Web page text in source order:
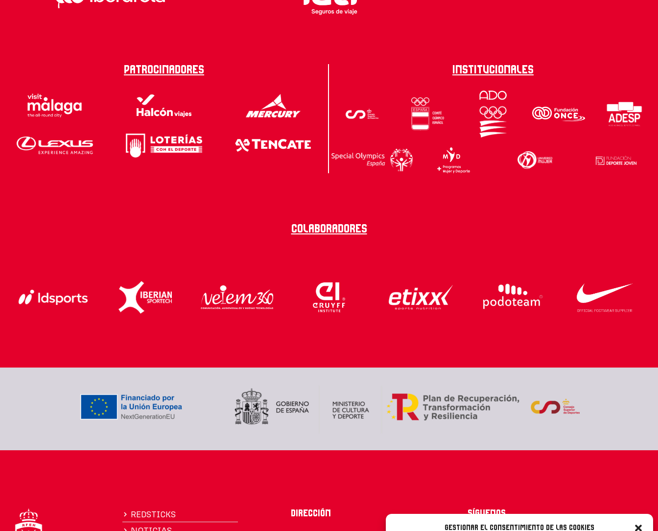
Gestionar el consentimiento de las cookies
Patrocinadores Institucionales
Colaboradores
REDSTICKS
Dirección Síguenos